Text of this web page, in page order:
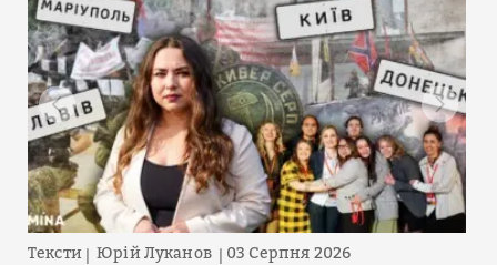
Тексти Юрій Луканов 03 Серпня 2026